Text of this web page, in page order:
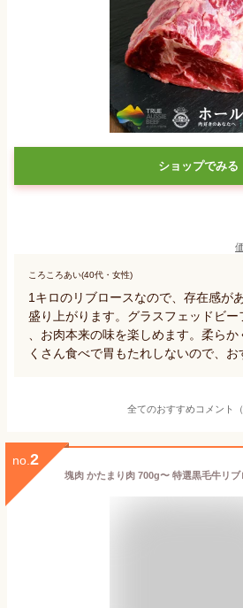
ショップでみる
ころころあい(40代・女性)
1キロのリブロースなので、存在感が
盛り上がります。グラスフェッドビー
、お肉本来の味を楽しめます。柔ら
くさん食べで胃もたれしないので、お
全てのおすすめコメント（
no. 2